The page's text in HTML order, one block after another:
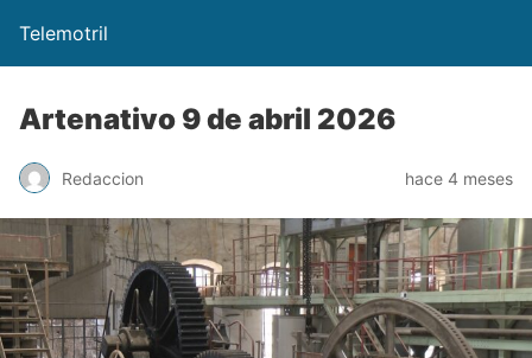
Telemotril
Artenativo 9 de abril 2026
Redaccion hace 4 meses